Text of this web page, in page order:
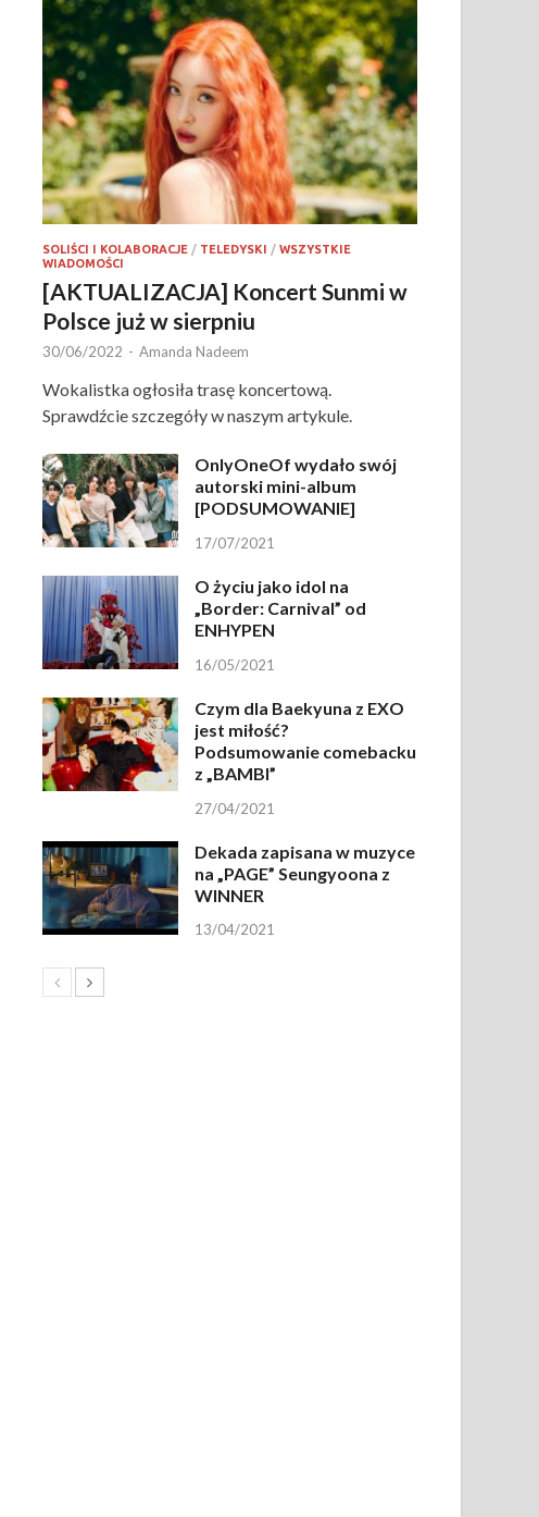
SOLIŚCI I KOLABORACJE / TELEDYSKI /WSZYSTKIE
WIADOMOŚCI
[AKTUALIZACJA] Koncert Sunmi w
Polsce już w sierpniu
30/06/2022 - Amanda Nadeem
Wokalistka ogłosiła trasę koncertową.
Sprawdźcie szczegóły w naszym artykule.
OnlyOneOf wydało swój
autorski mini-album
[PODSUMOWANIE]
17/07/2021
O życiu jako idol na
„Border: Carnival” od
ENHYPEN
16/05/2021
Czym dla Baekyuna z EXO
jest miłość?
Podsumowanie comebacku
z „BAMBI”
27/04/2021
Dekada zapisana w muzyce
na „PAGE” Seungyoona z
WINNER
13/04/2021